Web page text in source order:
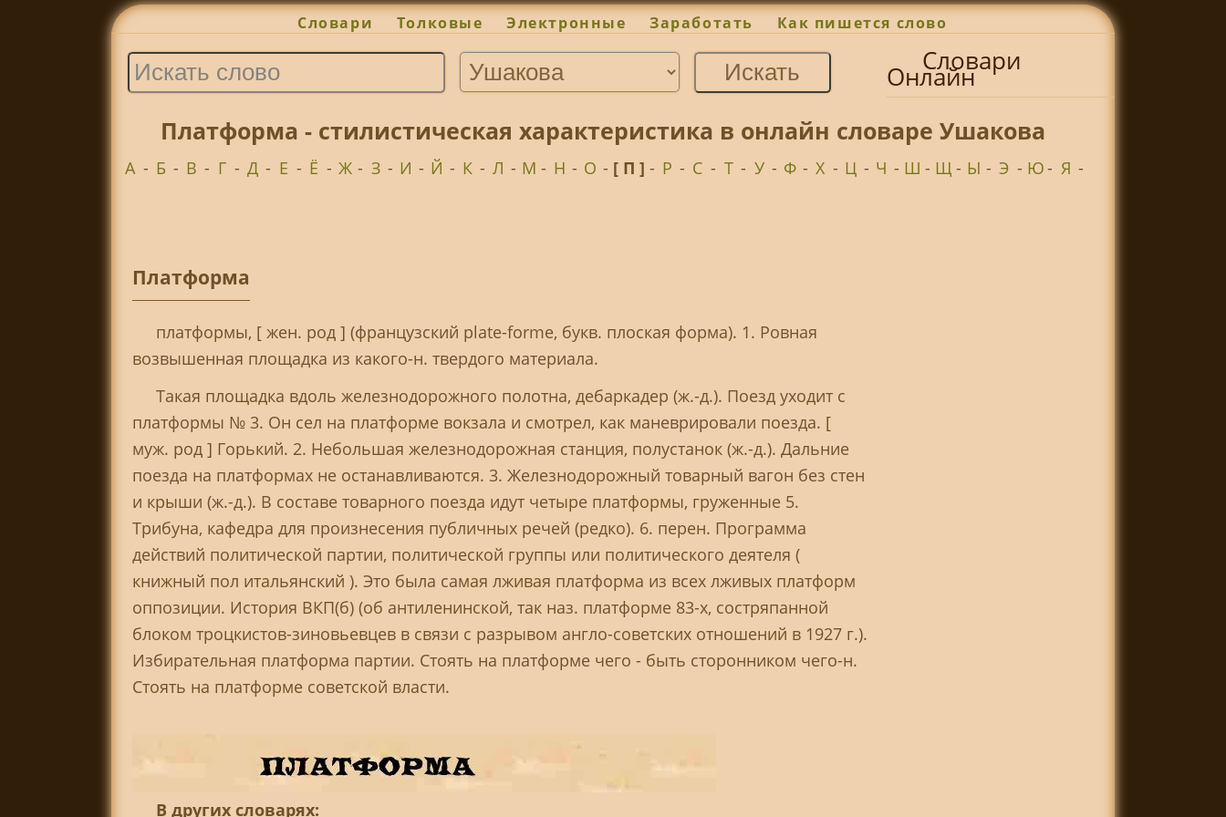
Словари Толковые Электронные Заработать Как пишется слово
Словари
Онлайн
Платформа - стилистическая характеристика в онлайн словаре Ушакова
А - Б - В - Г - Д - Е - Ё - Ж - З - И - Й - К - Л - М - Н - О - [ П ] - Р - С - Т - У - Ф - Х - Ц - Ч - Ш - Щ- Ы - Э - Ю- Я -
Платформа
платформы, [ жен. род ] (французский plate-forme, букв. плоская форма). 1. Ровная
возвышенная площадка из какого-н. твердого материала.
Такая площадка вдоль железнодорожного полотна, дебаркадер (ж.-д.). Поезд уходит с
платформы № 3. Он сел на платформе вокзала и смотрел, как маневрировали поезда. [
муж. род ] Горький. 2. Небольшая железнодорожная станция, полустанок (ж.-д.). Дальние
поезда на платформах не останавливаются. 3. Железнодорожный товарный вагон без стен
и крыши (ж.-д.). В составе товарного поезда идут четыре платформы, груженные 5.
Трибуна, кафедра для произнесения публичных речей (редко). 6. перен. Программа
действий политической партии, политической группы или политического деятеля (
книжный пол итальянский ). Это была самая лживая платформа из всех лживых платформ
оппозиции. История ВКП(б) (об антиленинской, так наз. платформе 83-х, состряпанной
блоком троцкистов-зиновьевцев в связи с разрывом англо-советских отношений в 1927 г.).
Избирательная платформа партии. Стоять на платформе чего - быть сторонником чего-н.
Стоять на платформе советской власти.
В других словарях: